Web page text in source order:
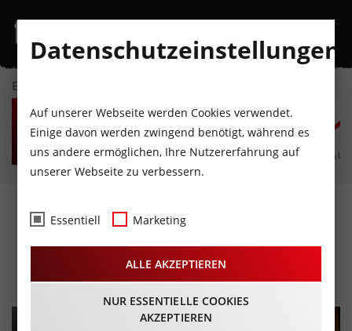
EVENTKALENDER
DO
6
AUGUST
FR
7
AUGUST
SA
8
AUGUST
SO
9
AUGUST
MO
10
AUGUST
Würsteloper von Hakon
Hirzenberger
12.06.2025 - Beginn 20:00 Uhr
Datenschutzeinstellungen
Auf unserer Webseite werden Cookies verwendet.
Einige davon werden zwingend benötigt, während es
uns andere ermöglichen, Ihre Nutzererfahrung auf
unserer Webseite zu verbessern.
Essentiell Marketing
ALLE AKZEPTIEREN
NUR ESSENTIELLE COOKIES
AKZEPTIEREN